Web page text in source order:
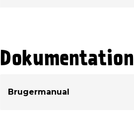
Dokumentation
Brugermanual